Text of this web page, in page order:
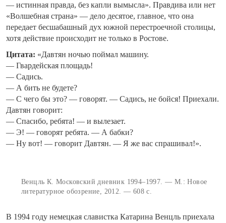
— истинная правда, без капли вымысла». Правдива или нет
«Волшебная страна» — дело десятое, главное, что она
передает бесшабашный дух южной перестроечной столицы,
хотя действие происходит не только в Ростове.
Цитата: «Давтян ночью поймал машину.
— Гвардейская площадь!
— Садись.
— А бить не будете?
— С чего бы это? — говорят. — Садись, не бойся! Приехали.
Давтян говорит:
— Спасибо, ребята! — и вылезает.
— Э! — говорят ребята. — А бабки?
— Ну вот! — говорит Давтян. — Я же вас спрашивал!».
Венцль К. Московский дневник 1994–1997. — М.: Новое
литературное обозрение, 2012. — 608 с.
В 1994 году немецкая славистка Катарина Венцль приехала